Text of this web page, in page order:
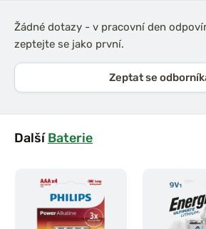
Žádné dotazy - v pracovní den
zeptejte se jako první.
Zeptat se
DalšíBaterie